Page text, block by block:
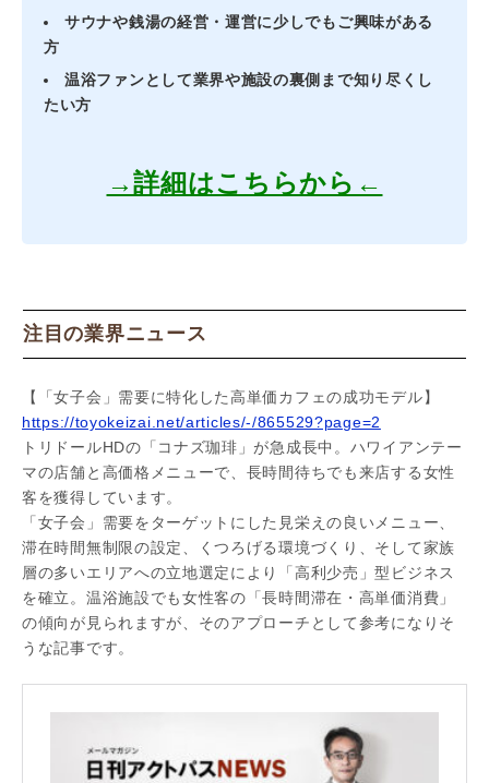
サウナや銭湯の経営・運営に少しでもご興味がある
方
温浴ファンとして業界や施設の裏側まで知り尽くし
たい方
→詳細はこちらから←
注目の業界ニュース
【「女子会」需要に特化した高単価カフェの成功モデル】
https://toyokeizai.net/articles/-/865529?page=2
トリドールHDの「コナズ珈琲」が急成長中。ハワイアンテー
マの店舗と高価格メニューで、長時間待ちでも来店する女性
客を獲得しています。
「女子会」需要をターゲットにした見栄えの良いメニュー、
滞在時間無制限の設定、くつろげる環境づくり、そして家族
層の多いエリアへの立地選定により「高利少売」型ビジネス
を確立。温浴施設でも女性客の「長時間滞在・高単価消費」
の傾向が見られますが、そのアプローチとして参考になりそ
うな記事です。